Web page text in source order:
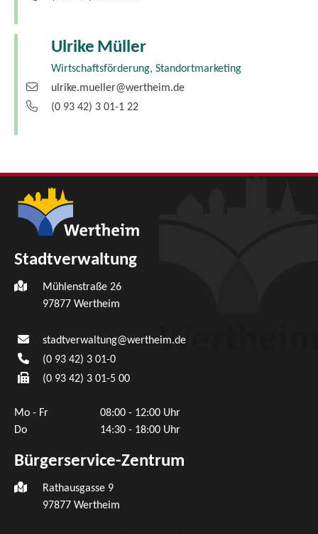
Ulrike Müller
Wirtschaftsförderung, Standortmarketing
ulrike.mueller@wertheim.de
(0 93 42) 3 01-1 22
Stadtverwaltung
Mühlenstraße 26
97877 Wertheim
stadtverwaltung@wertheim.de
(0 93 42) 3 01-0
(0 93 42) 3 01-5 00
Mo - Fr
08:00 - 12:00 Uhr
Do
14:30 - 18:00 Uhr
Bürgerservice-Zentrum
Rathausgasse 9
97877 Wertheim